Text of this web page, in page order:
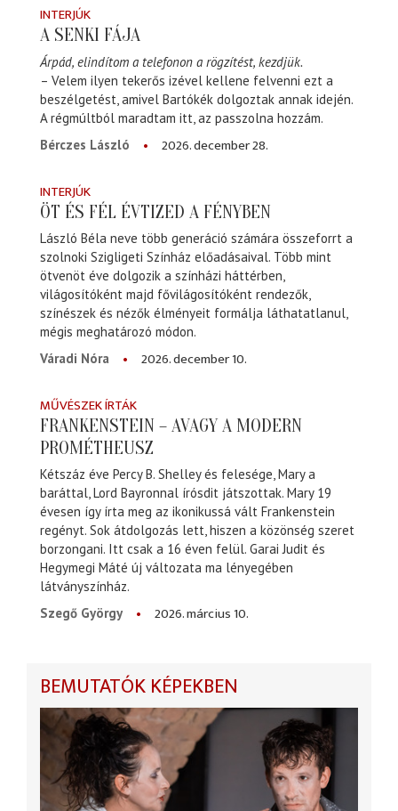
INTERJÚK
A SENKI FÁJA
Árpád, elindítom a telefonon a rögzítést, kezdjük.
– Velem ilyen tekerős izével kellene felvenni ezt a
beszélgetést, amivel Bartókék dolgoztak annak idején.
A régmúltból maradtam itt, az passzolna hozzám.
Bérczes László
2026. december 28.
INTERJÚK
ÖT ÉS FÉL ÉVTIZED A FÉNYBEN
László Béla neve több generáció számára összeforrt a
szolnoki Szigligeti Színház előadásaival. Több mint
ötvenöt éve dolgozik a színházi háttérben,
világosítóként majd fővilágosítóként rendezők,
színészek és nézők élményeit formálja láthatatlanul,
mégis meghatározó módon.
Váradi Nóra
2026. december 10.
MŰVÉSZEK ÍRTÁK
FRANKENSTEIN – AVAGY A MODERN
PROMÉTHEUSZ
Kétszáz éve Percy B. Shelley és felesége, Mary a
baráttal, Lord Bayronnal írósdit játszottak. Mary 19
évesen így írta meg az ikonikussá vált Frankenstein
regényt. Sok átdolgozás lett, hiszen a közönség szeret
borzongani. Itt csak a 16 éven felül. Garai Judit és
Hegymegi Máté új változata ma lényegében
látványszínház.
Szegő György
2026. március 10.
BEMUTATÓK KÉPEKBEN